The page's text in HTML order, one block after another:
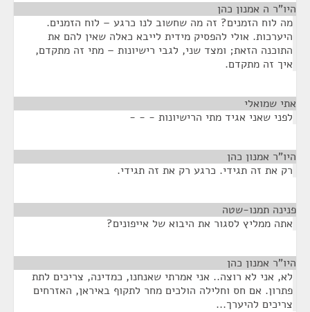
היו"ר ה אמנון כהן
מה לוח הזמנים? זה מה שחשוב לנו כרגע – לוח הזמנים.
היערכות. אולי להפסיק מידית לייבא כאלה שאין להם את
התוכנה הזאת; ומצד שני, לגבי רישיונות – מתי זה מתקדם,
איך זה מתקדם.
אתי שמואלי
לפני שאני אגיד מתי הרישיונות - - -
היו"ר אמנון כהן
רק את זה תגידי. כרגע רק את זה תגידי.
פנינה תמנו-שטה
אתה ממליץ לסגור את היבוא של אייפונים?
היו"ר אמנון כהן
לא, אני לא רוצה.. אני אמרתי שאנחנו, כמדינה, צריכים לתת
פתרון. אם חס וחלילה הולכים מחר לתקוף באיראן, האזרחים
צריכים להיערך...